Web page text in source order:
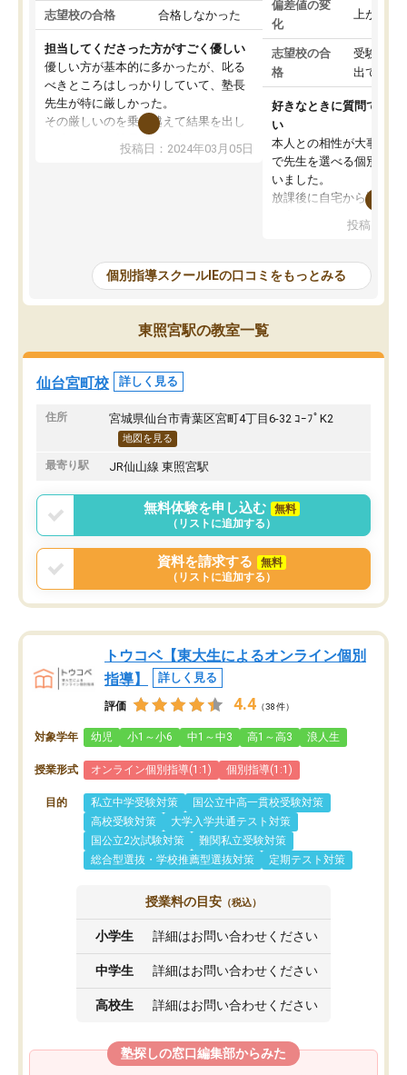
志望校の合格 合格しなかった
担当してくださった方がすごく優しい
優しい方が基本的に多かったが、叱る
べきところはしっかりしていて、塾長
先生が特に厳しかった。
その厳しいのを乗り越えて結果を出し
た時ちゃんと塾長先生が褒めてくれた
ので、また褒められたいと思い更に頑
IEに通っていたおかげで学校のテスト
はほとんど100点以外は取らなかった
が、カリキュラムも指導内容もしっか
りしていたのにも関わらず私立中学受
験では結果を残せず非常に申し訳なか
った。
投稿日：2024年03月05日
偏差値の変
化
上がった
志望校の合
格
受験して
出ていな
好きなときに質問できる
い
本人との相性が大事だと
で先生を選べる個別指導
いました。
放課後に自宅から通える
整頓されていたことが
は、小学生に理解できる
時事的な例えを交えて説
ものだったから、受講後
ことで、今はやめてしま
オススメしたいです。
投稿日：
個別指導スクールIEの口コミをもっとみる
東照宮駅の教室一覧
仙台宮町校 詳しく見る
住所 宮城県仙台市青葉区宮町4丁目6-32 ｺｰﾌﾟK2
地図を見る
最寄り駅 JR仙山線 東照宮駅
無料体験を申し込む
無料
（リストに追加する）
資料を請求する
無料
（リストに追加する）
トウコベ【東大生によるオンライン個別
指導】
詳しく見る
評価 4.4 （38件）
対象学年 幼児 小1～小6 中1～中3 高1～高3 浪人生
授業形式 オンライン個別指導(1:1) 個別指導(1:1)
目的 私立中学受験対策
国公立中高一貫校受験対策
高校受験対策
大学入学共通テスト対策
国公立2次試験対策
難関私立受験対策
総合型選抜・学校推薦型選抜対策
定期テスト対策
授業料の目安 （税込）
小学生 詳細はお問い合わせください
中学生 詳細はお問い合わせください
高校生 詳細はお問い合わせください
塾探しの窓口編集部からみた